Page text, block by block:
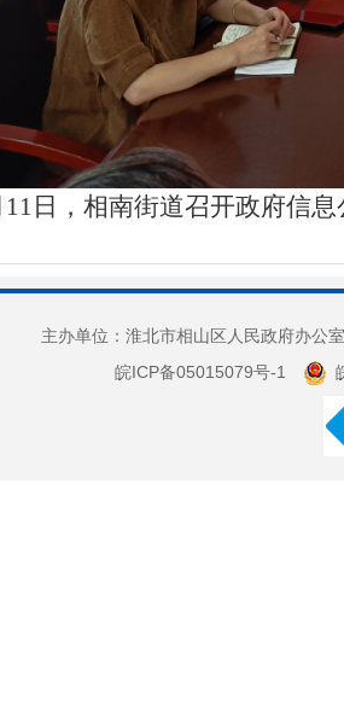
11日，相南街道召开政府信
主办单位：淮北市相山区人民政府办
皖ICP备05015079号-1